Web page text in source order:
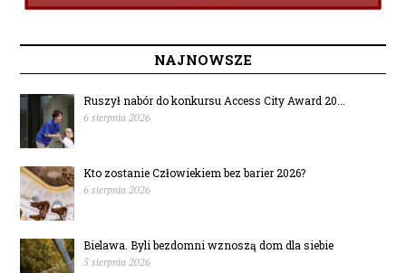
NAJNOWSZE
Ruszył nabór do konkursu Access City Award 20...
6 sierpnia 2026
Kto zostanie Człowiekiem bez barier 2026?
6 sierpnia 2026
Bielawa. Byli bezdomni wznoszą dom dla siebie
5 sierpnia 2026